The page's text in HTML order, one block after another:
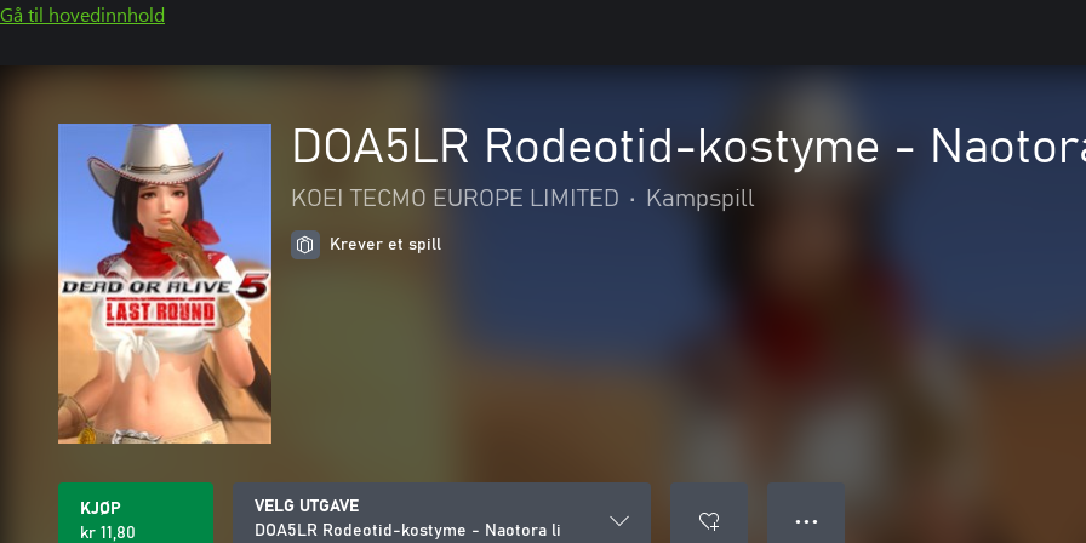
Gå til hovedinnhold
DOA5LR Rodeotid-kostyme -
KOEI TECMO EUROPE LIMITED • Kampspill
Krever et spill
KJØP
kr 11,80
VELG UTGAVE
DOA5LR Rodeotid-kostyme - Naotora li
● ● ●